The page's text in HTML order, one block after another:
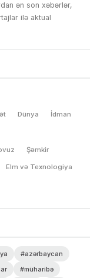
ən son xəbərlər,
ilə aktual
Dünya İdman
Şəmkir
Elm və Texnologiya
#azərbaycan
#müharibə